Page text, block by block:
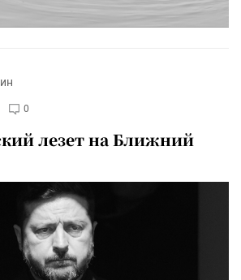
0
лезет на Ближний